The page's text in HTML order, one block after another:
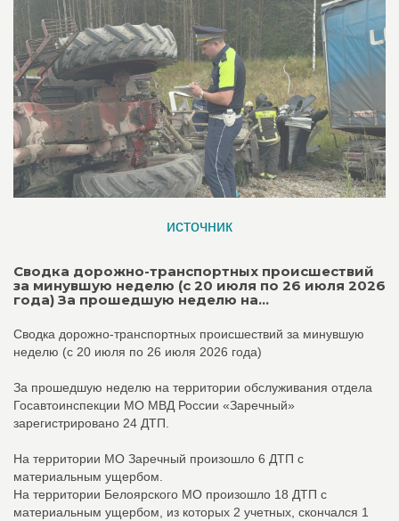
источник
Сводка дорожно-транспортных происшествий
за минувшую неделю (с 20 июля по 26 июля 2026
года) За прошедшую неделю на...
Сводка дорожно-транспортных происшествий за минувшую
неделю (с 20 июля по 26 июля 2026 года)
За прошедшую неделю на территории обслуживания отдела
Госавтоинспекции МО МВД России «Заречный»
зарегистрировано 24 ДТП.
На территории МО Заречный произошло 6 ДТП с
материальным ущербом.
На территории Белоярского МО произошло 18 ДТП с
материальным ущербом, из которых 2 учетных, скончался 1